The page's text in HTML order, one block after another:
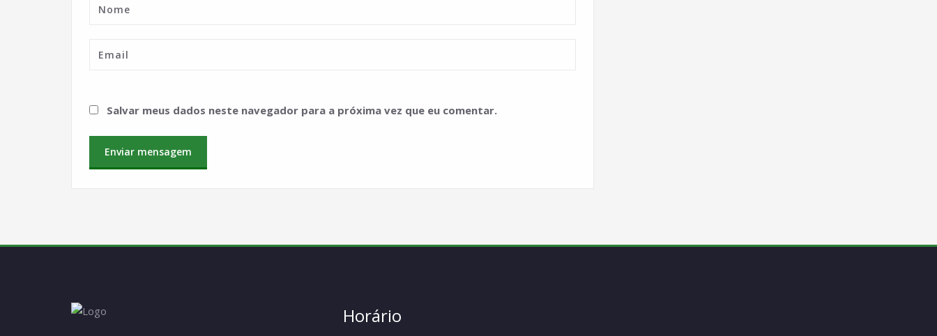
Salvar meus dados neste navegador para a próxima vez que eu comentar.
Horário